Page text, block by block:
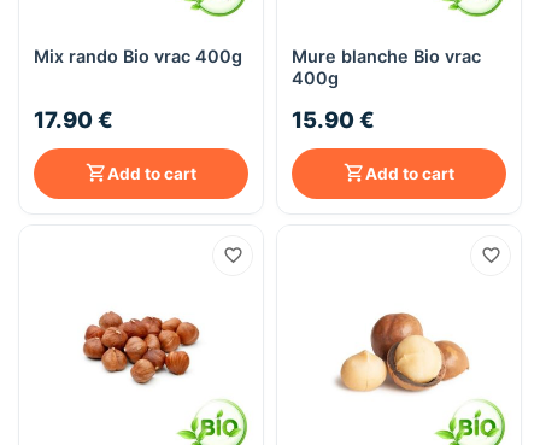
Mix rando Bio vrac 400g
17.90 €
Add to cart
Mure blanche Bio vrac
400g
15.90 €
Add to cart